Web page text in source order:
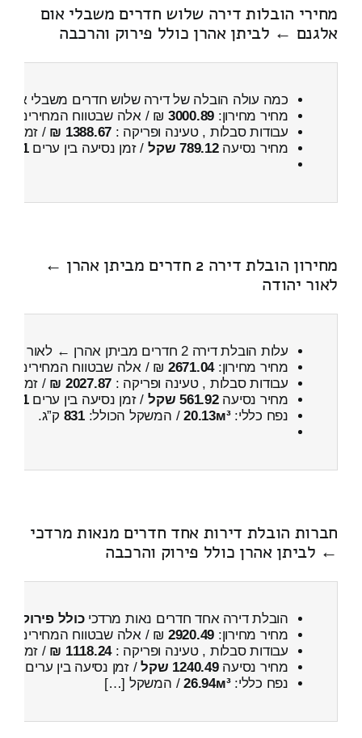
מחירי הובלות דירה שלוש חדרים משבלי אום
אלגנם ← לביתן אהרן כולל פירוק והרכבה
כמה עולה הובלה של דירה שלוש חדרים משבלי
מחיר מחירון: 3000.89 ₪ / אלה שבטווח המחירים
עבודות סבלות , טעינה ופריקה : 1388.67 ₪ / זמן :
מחיר נסיעה789.12 שקל / זמן נסיעה בין ערים1 שעות , 4 דקות
מחירון הובלת דירה 2 חדרים מביתן אהרן ←
לאור יהודה
עלות הובלת דירה 2 חדרים מביתן אהרן ← לאור יהודה
מחיר מחירון:2671.04 ₪ / אלה שבטווח המחירים
עבודות סבלות , טעינה ופריקה : 2027.87 ₪ / זמן :
מחיר נסיעה561.92 שקל / זמן נסיעה בין ערים41 דקות
נפח כללי:20.13м³/ המשקל הכולל:831 ק”ג.
חברות הובלת דירות אחד חדרים מנאות מרדכי
← לביתן אהרן כולל פירוק והרכבה
הובלת דירה אחד חדרים נאות מרדכיכולל פירוק
מחיר מחירון: 2920.49 ₪ / אלה שבטווח המחירים
עבודות סבלות , טעינה ופריקה :1118.24 ₪ / זמן :
מחיר נסיעה1240.49 שקל / זמן נסיעה בין ערים
נפח כללי:26.94м³/ המשקל […]